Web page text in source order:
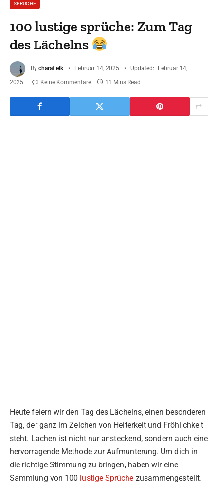
SPRÜCHE
100 lustige sprüche: Zum Tag
des Lächelns
By charaf elk Februar 14, 2025 Updated:
Februar 14,
2025
Keine Kommentare 11 Mins Read
Heute feiern wir den Tag des Lächelns, einen besonderen
Tag, der ganz im Zeichen von Heiterkeit und Fröhlichkeit
steht. Lachen ist nicht nur ansteckend, sondern auch eine
hervorragende Methode zur Aufmunterung. Um dich in
die richtige Stimmung zu bringen, haben wir eine
Sammlung von 100 lustige Sprüche zusammengestellt,